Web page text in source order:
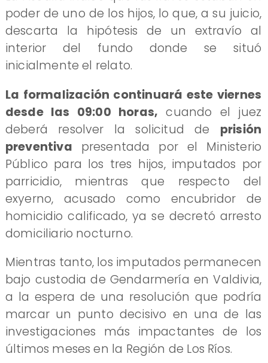
poder de uno de los hijos, lo que, a su juicio,
descarta la hipótesis de un extravío al
interior del fundo donde se situó
inicialmente el relato.
La formalización continuará este viernes
desde las 09:00 horas, cuando el juez
deberá resolver la solicitud de prisión
preventiva presentada por el Ministerio
Público para los tres hijos, imputados por
parricidio, mientras que respecto del
exyerno, acusado como encubridor de
homicidio calificado, ya se decretó arresto
domiciliario nocturno.
Mientras tanto, los imputados permanecen
bajo custodia de Gendarmería en Valdivia,
a la espera de una resolución que podría
marcar un punto decisivo en una de las
investigaciones más impactantes de los
últimos meses en la Región de Los Ríos.